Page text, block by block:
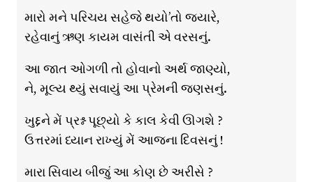
મારો મને પરિચય સહેજે થયો’તો જ્યારે,
રહેવાનું ઋણ કાયમ વાસંતી એ વરસનું.
આ જાત ઓગળી તો હોવાનો અર્થ જાણ્યો,
ને, મૂલ્ય થ્યું સવાયું આ પ્રેમની જણસનું.
ખુદ્દને મેં પ્રશ્ન પૂછ્યો કે કાલ કેવી ઊગશે ?
ઉત્તરમાં ધ્યાન રાખ્યું મેં આજના દિવસનું !
મારા સિવાય બીજું આ કોણ છે અરીસે ?